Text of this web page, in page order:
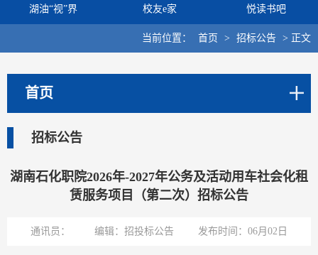
湖油“视”界 校友e家 悦读书吧
当前位置： 首页 > 招标公告 > 正文
首页
招标公告
湖南石化职院2026年-2027年公务及活动用车社会化租
赁服务项目（第二次）招标公告
通讯员： 编辑：招投标公告 发布时间：06月02日